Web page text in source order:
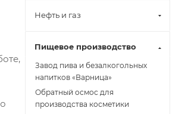
Нефть и газ
Пищевое производство
Завод пива и безалкогольных
напитков «Варница»
Обратный осмос для
производства косметики